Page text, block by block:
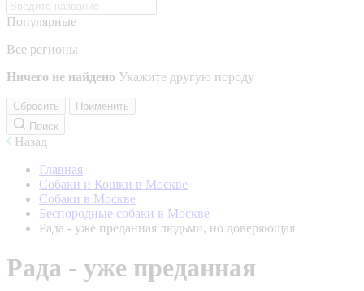
Популярные
Все регионы
Ничего не найдено Укажите другую породу
Сбросить
Применить
Поиск
Назад
Главная
Собаки и Кошки в Москве
Собаки в Москве
Беспородные собаки в Москве
Рада - уже преданная людьми, но доверяющая
Рада - уже преданная